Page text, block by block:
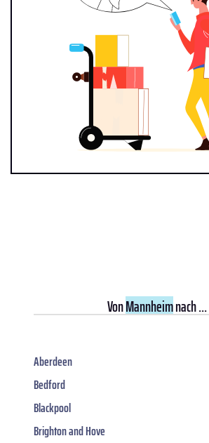
VonMannheimnach ...
Aberdeen
Bedford
Blackpool
Brighton and Hove